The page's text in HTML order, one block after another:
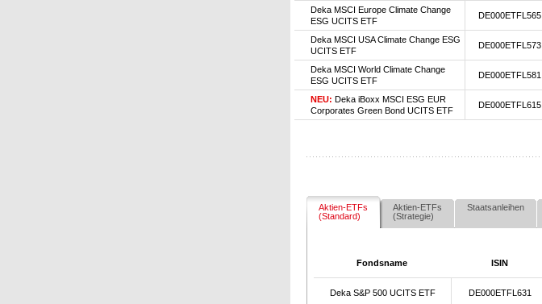
Deka MSCI Europe Climate Change
ESG UCITS ETF
DE000ETFL565
Deka MSCI USA Climate Change ESG
UCITS ETF
DE000ETFL573
Deka MSCI World Climate Change
ESG UCITS ETF
DE000ETFL581
NEU: Deka iBoxx MSCI ESG EUR
Corporates Green Bond UCITS ETF
DE000ETFL615
Aktien-ETFs
(Standard)
Aktien-ETFs
(Strategie)
Staatsanleihen
Fondsname ISIN
Deka S&P 500 UCITS ETF DE000ETFL631